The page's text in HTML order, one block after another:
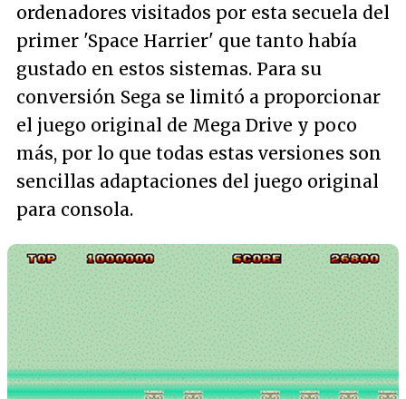
ordenadores visitados por esta secuela del
primer 'Space Harrier' que tanto había
gustado en estos sistemas. Para su
conversión Sega se limitó a proporcionar
el juego original de Mega Drive y poco
más, por lo que todas estas versiones son
sencillas adaptaciones del juego original
para consola.